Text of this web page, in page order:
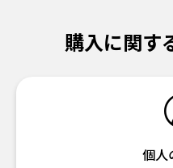
購入に関す
個人